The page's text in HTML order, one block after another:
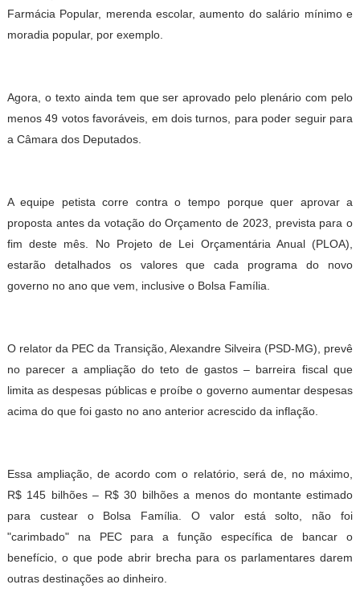
Farmácia Popular, merenda escolar, aumento do salário mínimo e
moradia popular, por exemplo.
Agora, o texto ainda tem que ser aprovado pelo plenário com pelo
menos 49 votos favoráveis, em dois turnos, para poder seguir para
a Câmara dos Deputados.
A equipe petista corre contra o tempo porque quer aprovar a
proposta antes da votação do Orçamento de 2023, prevista para o
fim deste mês. No Projeto de Lei Orçamentária Anual (PLOA),
estarão detalhados os valores que cada programa do novo
governo no ano que vem, inclusive o Bolsa Família.
O relator da PEC da Transição, Alexandre Silveira (PSD-MG), prevê
no parecer a ampliação do teto de gastos – barreira fiscal que
limita as despesas públicas e proíbe o governo aumentar despesas
acima do que foi gasto no ano anterior acrescido da inflação.
Essa ampliação, de acordo com o relatório, será de, no máximo,
R$ 145 bilhões – R$ 30 bilhões a menos do montante estimado
para custear o Bolsa Família. O valor está solto, não foi
"carimbado" na PEC para a função específica de bancar o
benefício, o que pode abrir brecha para os parlamentares darem
outras destinações ao dinheiro.